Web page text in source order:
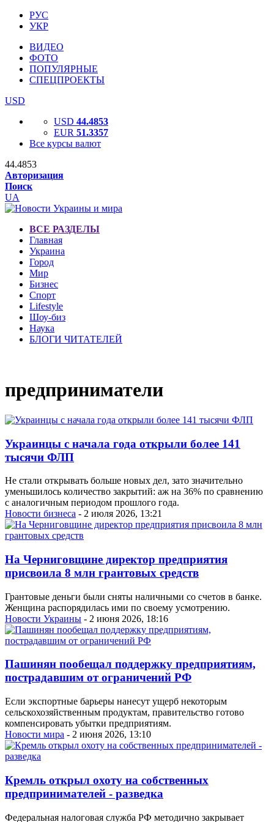
РУС
УКР
ВИДЕО
ФОТО
ПОПУЛЯРНЫЕ
СПЕЦПРОЕКТЫ
USD
USD 44.4853
EUR 51.3357
Все курсы валют
44.4853
Авторизация
Поиск
UA
ВСЕ РАЗДЕЛЫ
Главная
Украина
Город
Мир
Бизнес
Спорт
Lifestyle
Шоу-биз
Наука
БЛОГИ ЧИТАТЕЛЕЙ
предприниматели
Украинцы с начала года открыли более 141
тысячи ФЛП
Не стали открывать больше новых дел, зато значительно
уменьшилось количество закрытий: аж на 36% по сравнению
с аналогичным периодом прошлого года.
Новости бизнеса - 2 июля 2026, 13:21
На Черниговщине директор предприятия
присвоила 8 млн грантовых средств
Грантовые деньги были сняты наличными со счетов в банке.
Женщина распорядилась ими по своему усмотрению.
Новости Украины - 2 июня 2026, 18:16
Пашинян пообещал поддержку предприятиям,
пострадавшим от ограничений РФ
Если экспортные барьеры нанесут ущерб некоторым
сельскохозяйственным продуктам, правительство готово
компенсировать убытки предприятиям.
Новости мира - 2 июня 2026, 13:10
Кремль открыл охоту на собственных
предпринимателей - разведка
Федеральная налоговая служба РФ методично закрывает